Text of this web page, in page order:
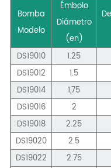
Bomba
Modelo
Émbolo
Diámetro
(en)
DS19010
1.25
DS19012
1.5
DS19014
1,75
DS19016
2
DS19018
2.25
DS19020
2.5
DS19022
2.75